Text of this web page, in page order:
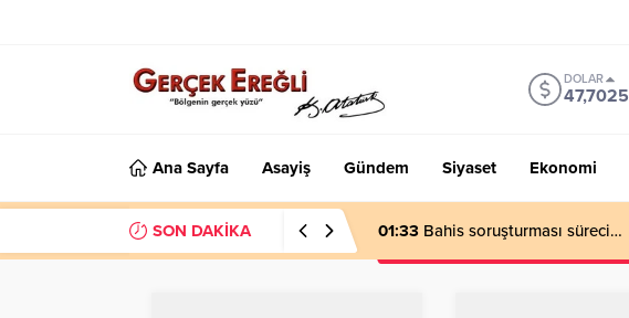
DOLAR
47,7025
Ana Sayfa Asayiş Gündem Siyaset Ekonomi
SON DAKİKA 01:33 Bahis soruşturması süreci…